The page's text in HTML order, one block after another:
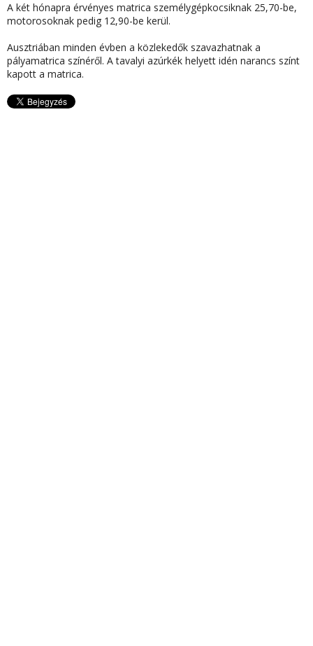
A két hónapra érvényes matrica személygépkocsiknak 25,70-be,
motorosoknak pedig 12,90-be kerül.
Ausztriában minden évben a közlekedők szavazhatnak a
pályamatrica színéről. A tavalyi azúrkék helyett idén narancs színt
kapott a matrica.